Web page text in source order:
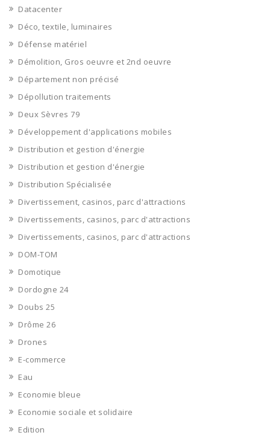
Datacenter
Déco, textile, luminaires
Défense matériel
Démolition, Gros oeuvre et 2nd oeuvre
Département non précisé
Dépollution traitements
Deux Sèvres 79
Développement d'applications mobiles
Distribution et gestion d'énergie
Distribution et gestion d'énergie
Distribution Spécialisée
Divertissement, casinos, parc d'attractions
Divertissements, casinos, parc d'attractions
Divertissements, casinos, parc d'attractions
DOM-TOM
Domotique
Dordogne 24
Doubs 25
Drôme 26
Drones
E-commerce
Eau
Economie bleue
Economie sociale et solidaire
Edition